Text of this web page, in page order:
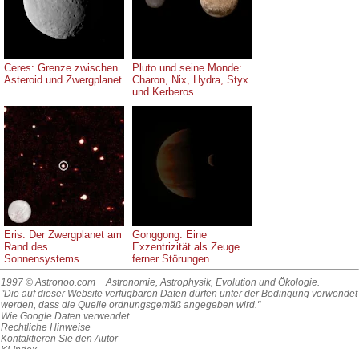
Ceres: Grenze zwischen
Asteroid und Zwergplanet
Pluto und seine Monde:
Charon, Nix, Hydra, Styx
und Kerberos
Eris: Der Zwergplanet am
Rand des
Sonnensystems
Gonggong: Eine
Exzentrizität als Zeuge
ferner Störungen
1997 © Astronoo.com − Astronomie, Astrophysik, Evolution und Ökologie.
"Die auf dieser Website verfügbaren Daten dürfen unter der Bedingung verwendet
werden, dass die Quelle ordnungsgemäß angegeben wird."
Wie Google Daten verwendet
Rechtliche Hinweise
Kontaktieren Sie den Autor